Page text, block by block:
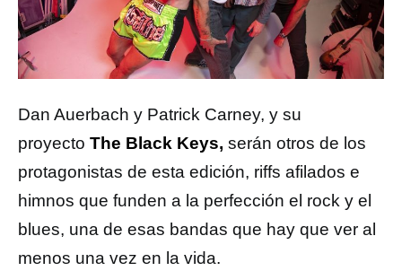
Dan Auerbach y Patrick Carney, y su
proyecto The Black Keys, serán otros de los
protagonistas de esta edición, riffs afilados e
himnos que funden a la perfección el rock y el
blues, una de esas bandas que hay que ver al
menos una vez en la vida.